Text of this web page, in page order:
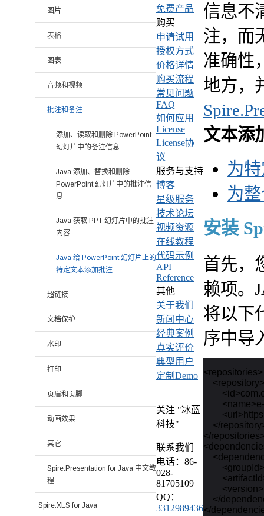
信息不
注，而
准确性
地方，
文本添
为
为
安装
首先，
赖项。
将以下
序中导
<repositories>
    <repository>
</
</
</
图片
表格
图表
音频和视频
批注和备注
添加、读取和删除 PowerPoint
幻灯片中的备注信息
Java 添加、替换和删除
PowerPoint 幻灯片中的批注信
息
Java 获取 PPT 幻灯片中的批注
内容
Java 给 PowerPoint 幻灯片上的
特定文本添加批注
超链接
文档保护
水印
打印
页眉和页脚
动画效果
其它
Spire.Presentation for Java 中文教
程
Spire.XLS for Java
免费产品
购买
申请试用
授权方式
价格详情
购买流程
常见问题
FAQ
如何应用
License
License协
议
服务与支持
博客
星级服务
技术论坛
视频资源
在线教程
代码示例
API
Reference
其他
关于我们
新闻中心
经典案例
真实评价
典型用户
定制Demo
关注 "冰蓝
科技"
联系我们
电话：86-
028-
81705109
QQ：
3312989436